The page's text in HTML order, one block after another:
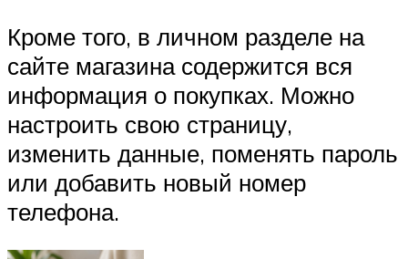
Кроме того, в личном разделе на
сайте магазина содержится вся
информация о покупках. Можно
настроить свою страницу,
изменить данные, поменять пароль
или добавить новый номер
телефона.